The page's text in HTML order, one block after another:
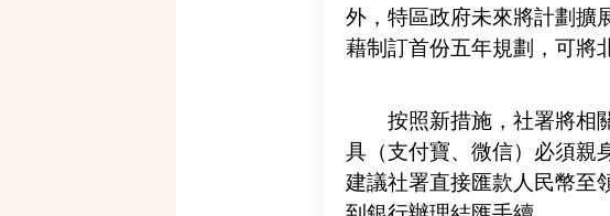
外，特區政府未來將計劃擴
藉制訂首份五年規劃，可將
按照新措施，社署將相
具（支付寶、微信）必須親
建議社署直接匯款人民幣至